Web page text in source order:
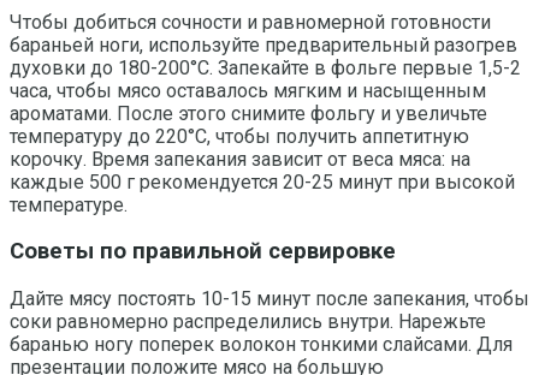
Чтобы добиться сочности и равномерной готовности
бараньей ноги, используйте предварительный разогрев
духовки до 180-200°C. Запекайте в фольге первые 1,5-2
часа, чтобы мясо оставалось мягким и насыщенным
ароматами. После этого снимите фольгу и увеличьте
температуру до 220°C, чтобы получить аппетитную
корочку. Время запекания зависит от веса мяса: на
каждые 500 г рекомендуется 20-25 минут при высокой
температуре.
Советы по правильной сервировке
Дайте мясу постоять 10-15 минут после запекания, чтобы
соки равномерно распределились внутри. Нарежьте
баранью ногу поперек волокон тонкими слайсами. Для
презентации положите мясо на большую